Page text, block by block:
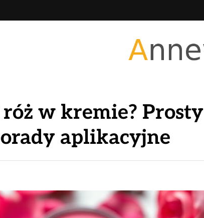
w kremie? Prosty
aplikacyjne